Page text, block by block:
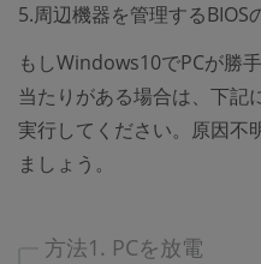
5.周辺機器を管理するBIOS
もしWindows10でPCが勝
当たりがある場合は、下記
実行してください。原因不
ましょう。
方法1. PCを放電